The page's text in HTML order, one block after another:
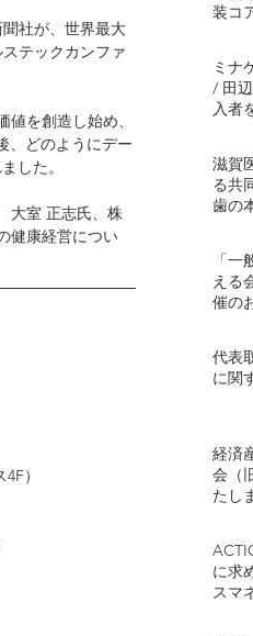
聞社が、世界最大
テックカンファ
を創造し始め、
、どのようにデー
した。
大室 正志氏、株
健康経営につい
）
装コ
ミナ
/ 田辺三菱
入者
ラム
指す
滋賀
る共
歯の
傾
療ビ
果を
「
える
催の
代表
に関
経済
会（
たし
に求
スマ